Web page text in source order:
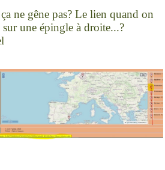
ne gêne pas? Le lien quand on
une épingle à droite...?